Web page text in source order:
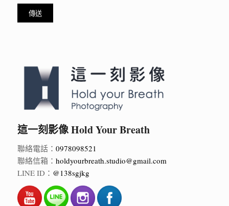
這一刻影像 Hold Your Breath
聯絡電話： 0978098521
聯絡信箱： holdyourbreath.studio@gmail.com
LINE ID： @138sgjkg